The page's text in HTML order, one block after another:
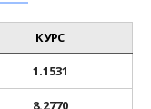
КУРС
1.1531
8.2770